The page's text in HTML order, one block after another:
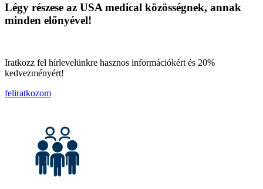
Légy részese az USA medical közösségnek, annak
minden előnyével!
Iratkozz fel hírlevelünkre hasznos információkért és 20%
kedvezményért!
feliratkozom